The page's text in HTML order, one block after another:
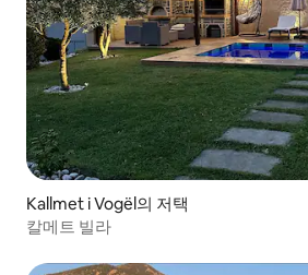
Kallmet i Vogël의 저택
칼메트 빌라